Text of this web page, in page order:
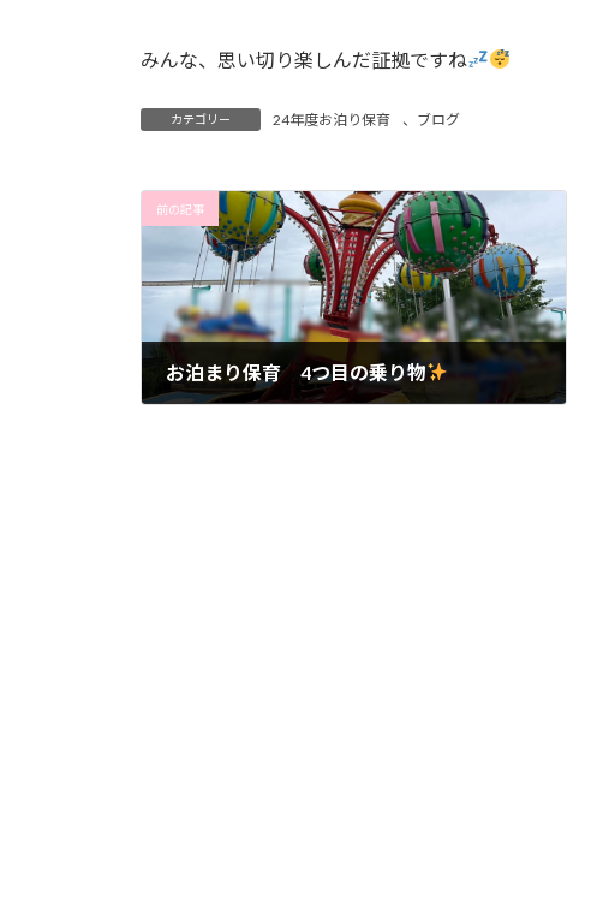
みんな、思い切り楽しんだ証拠ですね
カテゴリー 24年度お泊り保育 、 ブログ
前の記事
お泊まり保育 4つ目の乗り物